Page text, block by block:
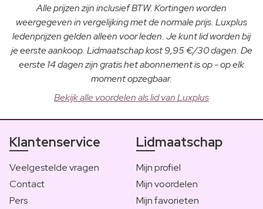
Alle prijzen zijn inclusief BTW. Kortingen worden
weergegeven in vergelijking met de normale prijs. Luxplus
ledenprijzen gelden alleen voor leden. Je kunt lid worden bij
je eerste aankoop. Lidmaatschap kost 9,95 €/30 dagen. De
eerste 14 dagen zijn gratis het abonnement is op - op elk
moment opzegbaar.
Bekijk alle voordelen als lid van Luxplus
Klantenservice
Veelgestelde vragen
Contact
Pers
Lidmaatschap
Mijn profiel
Mijn voordelen
Mijn favorieten